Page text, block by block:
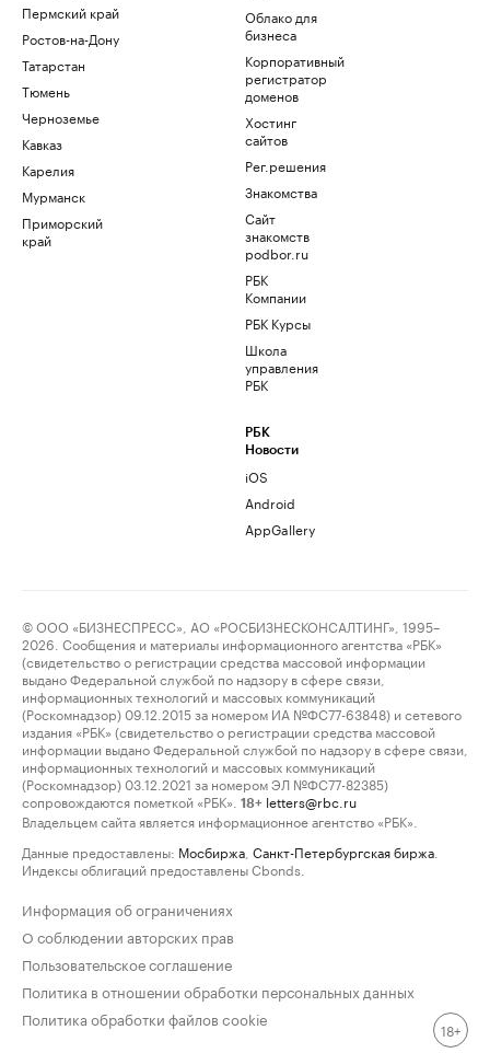
Пермский край
Ростов-на-Дону
Татарстан
Тюмень
Черноземье
Кавказ
Карелия
Мурманск
Приморский
край
Облако для
бизнеса
Корпоративный
регистратор
доменов
Хостинг
сайтов
Рег.решения
Знакомства
Сайт
знакомств
podbor.ru
РБК
Компании
РБК Курсы
Школа
управления
РБК
РБК
Новости
iOS
Android
AppGallery
© ООО «БИЗНЕСПРЕСС», АО «РОСБИЗНЕСКОНСАЛТИНГ», 1995–
2026. Сообщения и материалы информационного агентства «РБК»
(свидетельство о регистрации средства массовой информации
выдано Федеральной службой по надзору в сфере связи,
информационных технологий и массовых коммуникаций
(Роскомнадзор) 09.12.2015 за номером ИА №ФС77-63848) и сетевого
издания «РБК» (свидетельство о регистрации средства массовой
информации выдано Федеральной службой по надзору в сфере связи,
информационных технологий и массовых коммуникаций
(Роскомнадзор) 03.12.2021 за номером ЭЛ №ФС77-82385)
сопровождаются пометкой «РБК».
18+ letters@rbc.ru
Владельцем сайта является информационное агентство «РБК».
Данные предоставлены: Мосбиржа Санкт-Петербургская биржа
Индексы облигаций предоставлены Cbonds.
Информация об ограничениях
О соблюдении авторских прав
Пользовательское соглашение
Политика в отношении обработки персональных данных
Политика обработки файлов cookie
18+